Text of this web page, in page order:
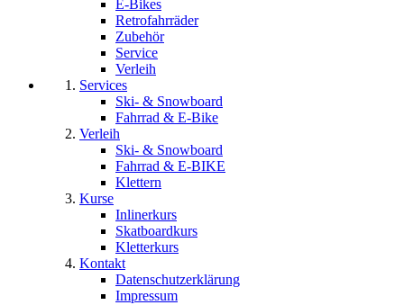
E-Bikes
Retrofahrräder
Zubehör
Service
Verleih
Services
Ski- & Snowboard
Fahrrad & E-Bike
Verleih
Ski- & Snowboard
Fahrrad & E-BIKE
Klettern
Kurse
Inlinerkurs
Skatboardkurs
Kletterkurs
Kontakt
Datenschutzerklärung
Impressum